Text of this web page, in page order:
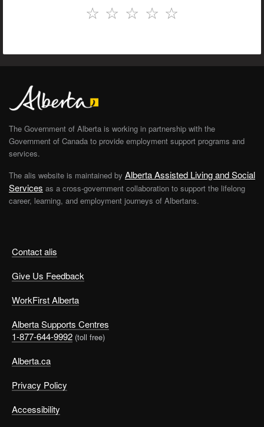
☆
☆
☆
☆
☆
Contact alis
Give Us Feedback
WorkFirst Alberta
Alberta Supports Centres
1-877-644-9992 (toll free)
Alberta.ca
Privacy Policy
Accessibility
The Government of Alberta is working in partnership with the
Government of Canada to provide employment support programs and
services.
The alis website is maintained by Alberta Assisted Living and Social
Services as a cross-government collaboration to support the lifelong
career, learning, and employment journeys of Albertans.